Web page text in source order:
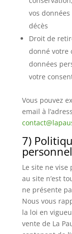
vos
décès
Droit de
donné votre
données
votre
Vous pouvez
email à
7)
Le site ne vise
au site n’est
ne présente
Nous vous
la loi en
vente de La